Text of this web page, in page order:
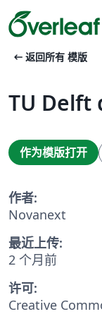
arrow_left_alt 返回所有 模版
TU Delft
作为模版打开
作者:
Novanext
最近上传:
2 个月前
许可:
Creative